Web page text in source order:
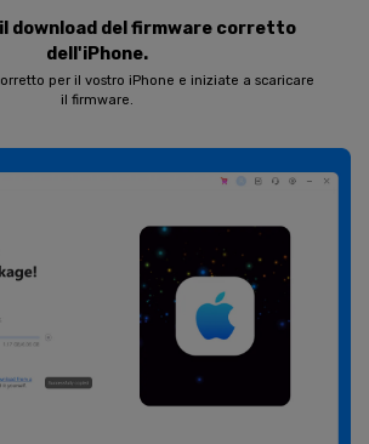
download del firmware corretto
dell'iPhone.
per il vostro iPhone e iniziate a scaricare
il firmware.